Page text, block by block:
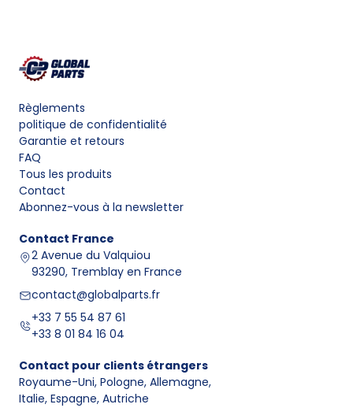
Règlements
politique de confidentialité
Garantie et retours
FAQ
Tous les produits
Contact
Abonnez-vous à la newsletter
Contact France
2 Avenue du Valquiou
93290, Tremblay en France
contact@globalparts.fr
+33 7 55 54 87 61
+33 8 01 84 16 04
Contact pour clients étrangers
Royaume-Uni, Pologne, Allemagne,
Italie, Espagne, Autriche